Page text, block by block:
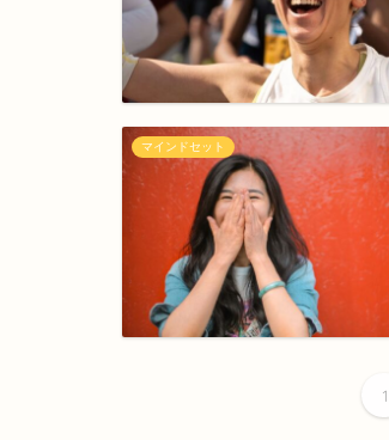
マインドセット
1